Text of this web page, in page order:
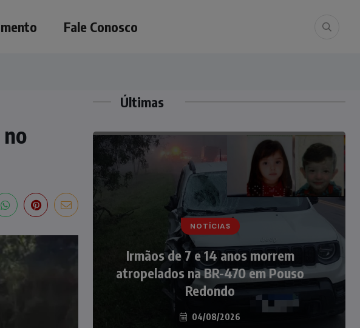
Fale Conosco
Últimas
NOTÍCIAS
Irmãos de 7 e 14 anos morrem
atropelados na BR-470 em Pouso
Redondo
04/08/2026
NOTÍCIAS
Nádia Menegazzi leva o nome de
Taió ao palco do Programa Silvio
Santos
07/08/2026